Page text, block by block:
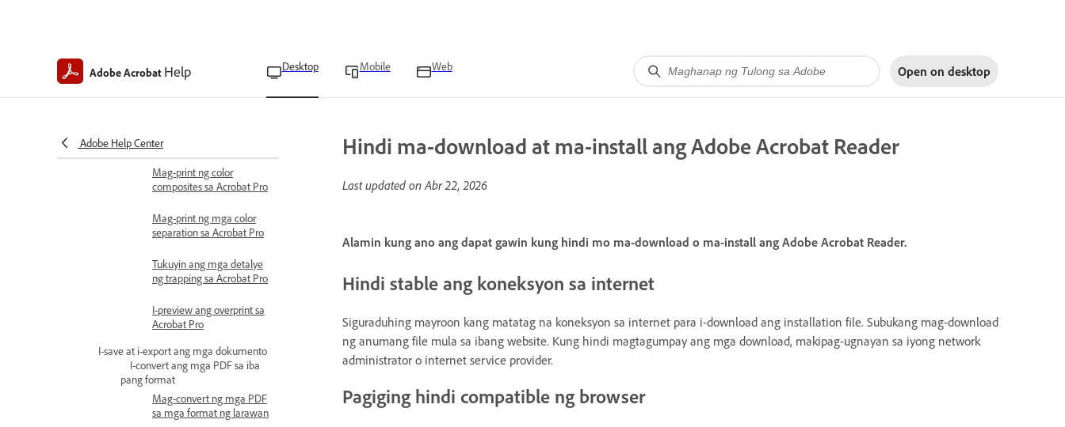
Adobe Acrobat Help Desktop Mobile Web Open on desktop
Adobe Help Center
malaking sukat
Acrobat Pro
Mag-print ng color
composites sa Acrobat Pro
Mag-print ng mga color
separation sa Acrobat Pro
Tukuyin ang mga detalye
ng trapping sa Acrobat Pro
I-preview ang overprint sa
Acrobat Pro
I-save at i-export ang mga dokumento
I-convert ang mga PDF sa iba
pang format
Mag-convert ng mga PDF
sa mga format ng larawan
Hindi ma-download at ma-install ang Adobe Acrobat Reader
Last updated onAbr 22, 2026
Alamin kung ano ang dapat gawin kung hindi mo ma-download o ma-install ang Adobe Acrobat Reader.
Hindi stable ang koneksyon sa internet
Siguraduhing mayroon kang matatag na koneksyon sa internet para i-download ang installation file. Subukang mag-download
ng anumang file mula sa ibang website. Kung hindi magtagumpay ang mga download, makipag-ugnayan sa iyong network
administrator o internet service provider.
Pagiging hindi compatible ng browser